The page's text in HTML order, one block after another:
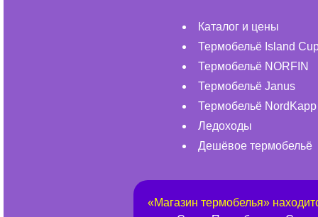
Каталог и цены
Термобельё Island
Термобельё NORFIN
Термобельё Janus
Термобельё NordKapp
Ледоходы
Дешёвое термобельё
«Магазин термобелья»